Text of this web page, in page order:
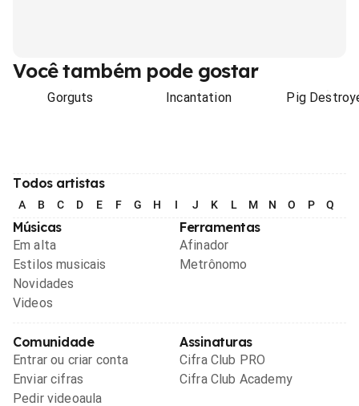
Você também pode gostar
Gorguts Incantation Pig
Todos artistas
A B C D E F G H I J K L M N O P Q
Músicas
Em alta
Estilos musicais
Novidades
Videos
Ferramentas
Afinador
Metrônomo
Comunidade
Entrar ou criar conta
Enviar cifras
Pedir videoaula
Assinaturas
Cifra Club PRO
Cifra Club Academy